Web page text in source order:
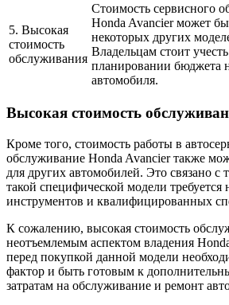
5. Высокая
стоимость
обслуживания
Стоимость сервисного
Honda Avancier может
некоторых других
Владельцам стоит
планировании бюджета
автомобиля.
Высокая стоимость
Кроме того, стоимость работы в
обслуживание Honda Avancier также
для других автомобилей. Это связано с
такой специфической модели
инструментов и квалифицированных
К сожалению, высокая стоимость
неотъемлемым аспектом владения
перед покупкой данной модели
фактор и быть готовым к
затратам на обслуживание и ремонт